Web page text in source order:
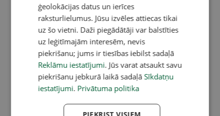
ģeolokācijas datus un ierīces
raksturlielumus. Jūsu izvēles attiecas tikai
uz šo vietni. Daži piegādātāji var balstīties
uz leģitīmajām interesēm, nevis
piekrišanu; jums ir tiesības iebilst sadaļā
Reklāmu iestatījumi. Jūs varat atsaukt savu
piekrišanu jebkurā laikā sadaļā Sīkdatņu
iestatījumi. Privātuma politika